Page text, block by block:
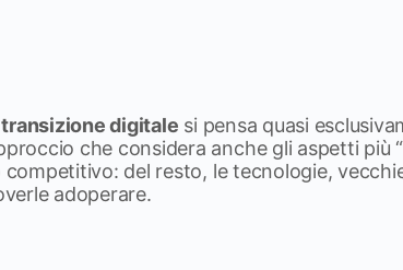
transizione digitale si pensa quasi
che considera anche gli aspetti più
del resto, le tecnologie,
adoperare.